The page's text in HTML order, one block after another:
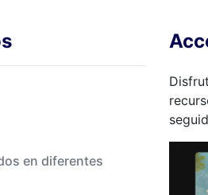
en diferentes